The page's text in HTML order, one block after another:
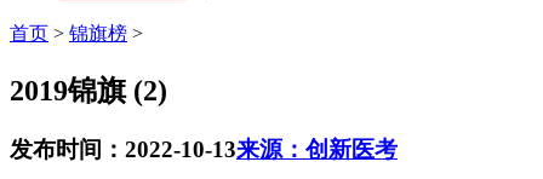
首页 > 锦旗榜 >
2019锦旗 (2)
发布时间：2022-10-13来源：创新医考